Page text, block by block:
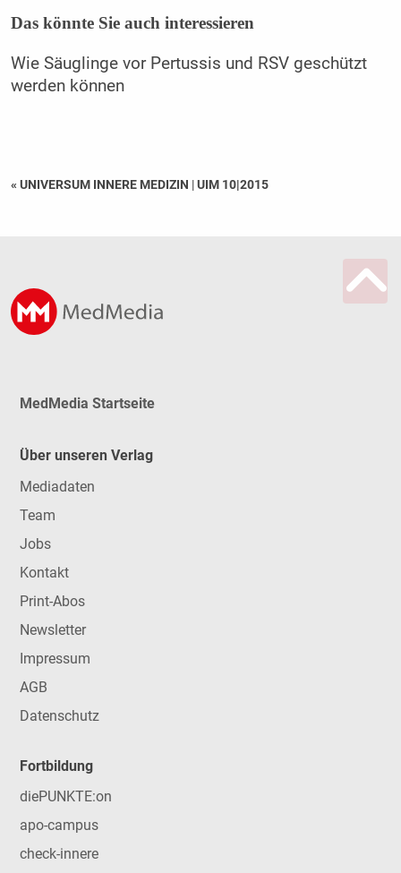
Das könnte Sie auch interessieren
Wie Säuglinge vor Pertussis und RSV geschützt
werden können
« UNIVERSUM INNERE MEDIZIN |UIM 10|2015
MedMedia Startseite
Über unseren Verlag
Mediadaten
Team
Jobs
Kontakt
Print-Abos
Newsletter
Impressum
AGB
Datenschutz
Fortbildung
diePUNKTE:on
apo-campus
check-innere